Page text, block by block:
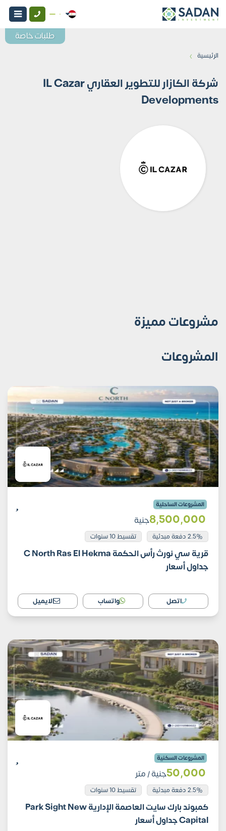
الرئيسية ›
شركة الكازار للتطوير العقاري IL Cazar
Developments
مشروعات مميزة
المشروعات
المشروعات الساحلية
8٬500٬000جنية
2.5% دفعة مبدئية تقسيط 10 سنوات
قرية سي نورث رأس الحكمة C North Ras El Hekma
جداول أسعار
اتصل واتساب الايميل
المشروعات السكنية
50٬000جنية/ متر
2.5% دفعة مبدئية تقسيط 10 سنوات
كمبوند بارك سايت العاصمة الإدارية Park Sight New
Capital جداول أسعار
طلبات خاصة